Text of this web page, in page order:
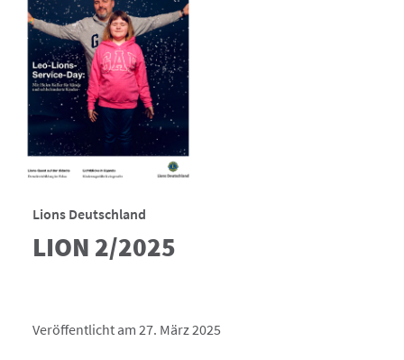
Lions Deutschland
LION 2/2025
Veröffentlicht am 27. März 2025